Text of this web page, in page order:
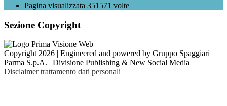
Pagina visualizzata 351571 volte
Sezione Copyright
Copyright 2026 | Engineered and powered by Gruppo Spaggiari
Parma S.p.A. | Divisione Publishing & New Social Media
Disclaimer trattamento dati personali